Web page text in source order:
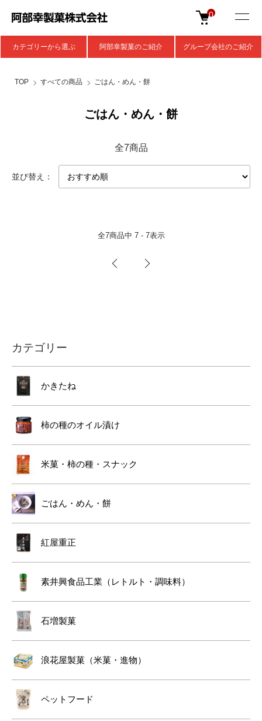
0
カテゴリーから選ぶ 阿部幸製菓のご紹介 グループ会社のご紹介
TOP すべての商品 ごはん・めん・餅
ごはん・めん・餅
全7商品
並び替え：
全7商品中 7 - 7表示
カテゴリー
かきたね
柿の種のオイル漬け
米菓・柿の種・スナック
ごはん・めん・餅
紅屋重正
素井興食品工業（レトルト・調味料）
石増製菓
浪花屋製菓（米菓・進物）
ペットフード